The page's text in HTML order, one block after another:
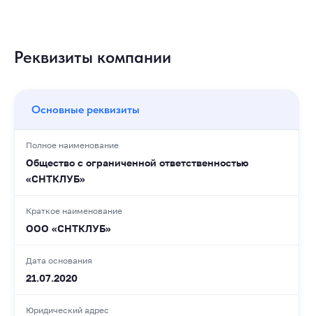
Реквизиты компании
Основные реквизиты
Полное наименование
Общество с ограниченной ответственностью
«СНТКЛУБ»
Краткое наименование
ООО «СНТКЛУБ»
Дата основания
21.07.2020
Юридический адрес